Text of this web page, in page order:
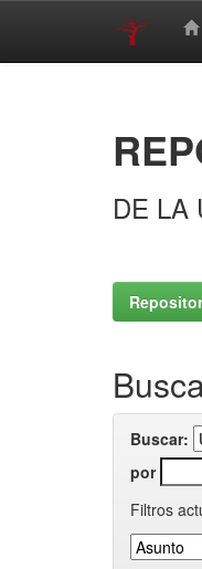
DE LA
Buscar:
por
Filtros